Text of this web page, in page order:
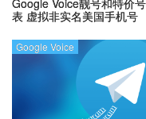
Google Voice靓号和特价
表 虚拟非实名美国手机号
Google Voice